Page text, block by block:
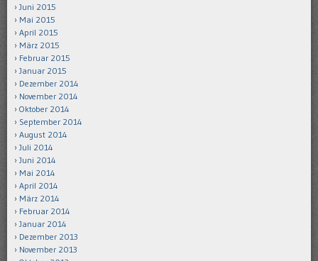
Juni 2015
Mai 2015
April 2015
März 2015
Februar 2015
Januar 2015
Dezember 2014
November 2014
Oktober 2014
September 2014
August 2014
Juli 2014
Juni 2014
Mai 2014
April 2014
März 2014
Februar 2014
Januar 2014
Dezember 2013
November 2013